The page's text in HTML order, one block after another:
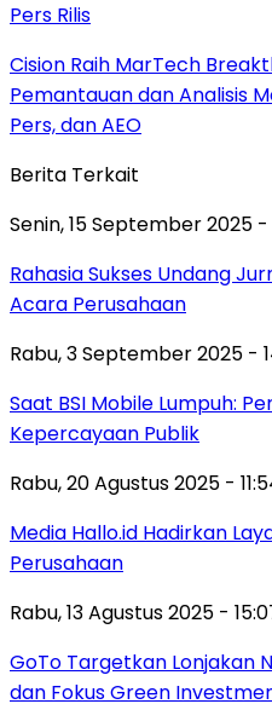
Pers Rilis
Cision Raih MarTech
Pemantauan dan Analisis
Pers, dan AEO
Berita Terkait
Senin, 15 September 2025 -
Rahasia Sukses Undang
Acara Perusahaan
Rabu, 3 September 2025 -
Saat BSI Mobile Lumpuh:
Kepercayaan Publik
Rabu, 20 Agustus 2025 -
Media Hallo.id Hadirkan
Perusahaan
Rabu, 13 Agustus 2025 -
GoTo Targetkan Lonjakan
dan Fokus Green